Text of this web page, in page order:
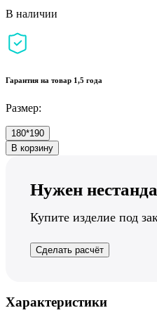
В наличии
Гарантия на товар 1,5 года
Размер:
180*190
В корзину
Нужен
Купите изделие под
Сделать расчёт
Характеристики